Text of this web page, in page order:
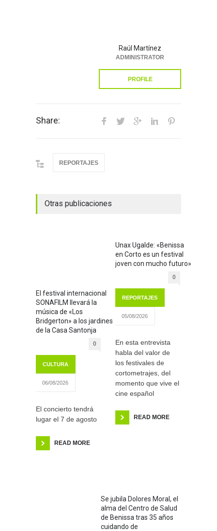
Raúl Martínez
ADMINISTRATOR
PROFILE
Share:
REPORTAJES
Otras publicaciones
El festival internacional
SONAFILM llevará la
música de «Los
Bridgerton» a los jardines
de la Casa Santonja
0
CULTURA
06/08/2026
El concierto tendrá
lugar el 7 de agosto
READ MORE
Unax Ugalde: «Benissa
en Corto es un festival
joven con mucho futuro»
0
REPORTAJES
05/08/2026
En esta entrevista
habla del valor de
los festivales de
cortometrajes, del
momento que vive el
cine español
READ MORE
Se jubila Dolores Moral, el
alma del Centro de Salud
de Benissa tras 35 años
cuidando de